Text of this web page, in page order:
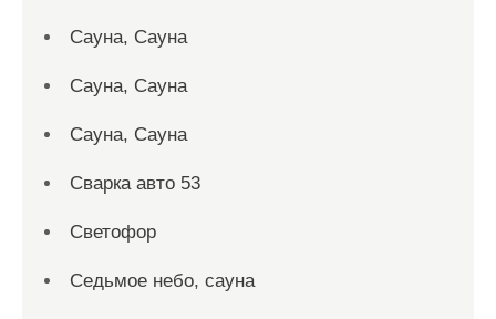
Сауна, Сауна
Сауна, Сауна
Сауна, Сауна
Сварка авто 53
Светофор
Седьмое небо, сауна